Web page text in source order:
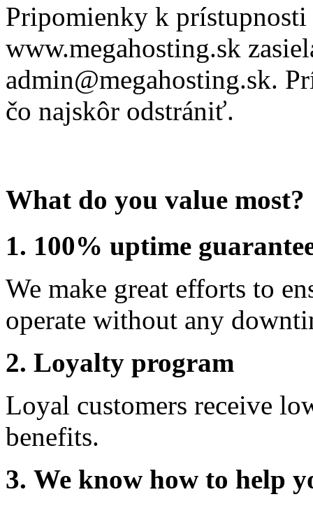
Pripomienky k prístupnosti
www.megahosting.sk
admin@megahosting.sk.
čo najskôr odstrániť.
What do you value most?
1. 100% uptime
We make great efforts to
operate without any
2. Loyalty program
Loyal customers receive
benefits.
3. We know how to help